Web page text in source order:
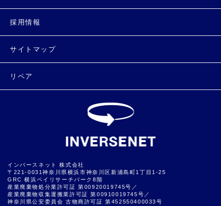
採用情報
サイトマップ
リペア
インバースネット 株式会社
〒221-0031神奈川県横浜市神奈川区新浦島町1丁目1-25
GRC 横浜ベイリサーチパーク8階
産業廃棄物処分業許可証 第00920019745号／
産業廃棄物収集運搬業許可証 第00910019745号／
神奈川県公安委員会 古物商許可証 第452550400033号